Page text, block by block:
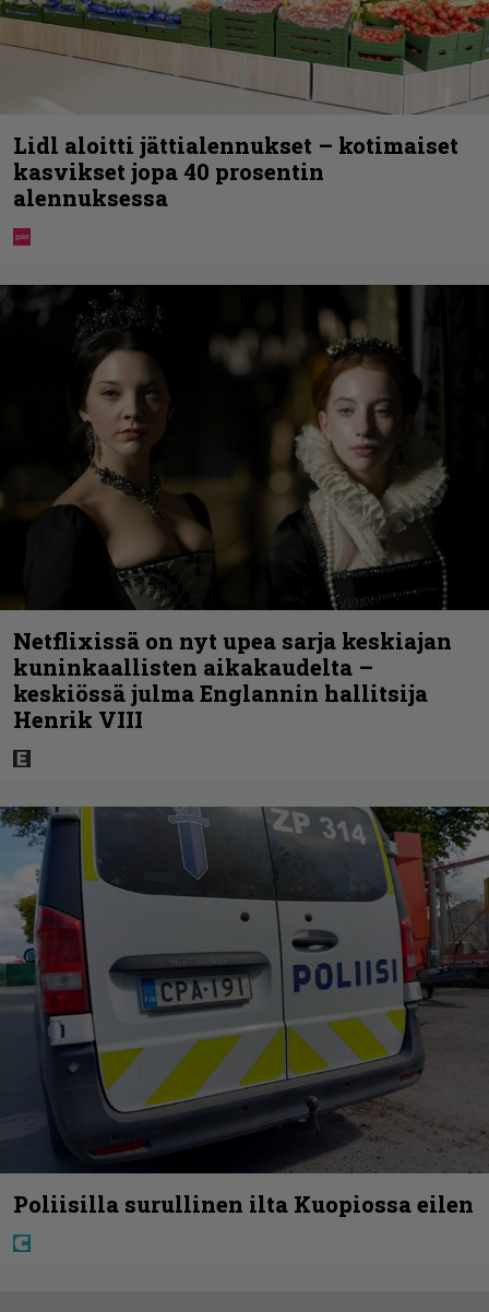
Lidl aloitti jättialennukset – kotimaiset
kasvikset jopa 40 prosentin
alennuksessa
Netflixissä on nyt upea sarja keskiajan
kuninkaallisten aikakaudelta –
keskiössä julma Englannin hallitsija
Henrik VIII
Poliisilla surullinen ilta Kuopiossa eilen